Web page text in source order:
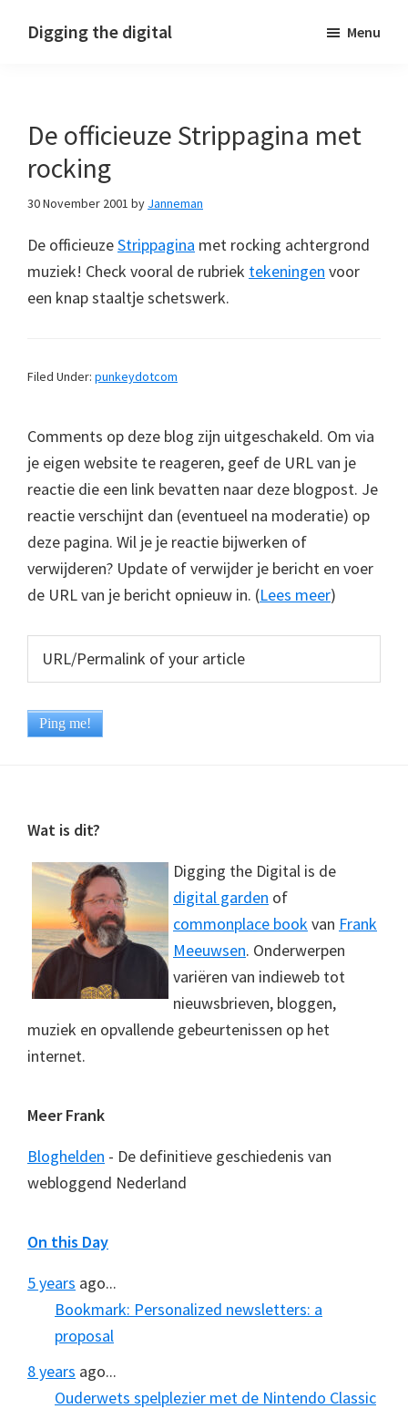
Digging the digital Menu
De officieuze Strippagina met
rocking
30 November 2001 by Janneman
De officieuzeStrippagina met rocking achtergrond
muziek! Check vooral de rubriek tekeningen voor
een knap staaltje schetswerk.
Filed Under: punkeydotcom
Comments op deze blog zijn uitgeschakeld. Om via
je eigen website te reageren, geef de URL van je
reactie die een link bevatten naar deze blogpost. Je
reactie verschijnt dan (eventueel na moderatie) op
deze pagina. Wil je je reactie bijwerken of
verwijderen? Update of verwijder je bericht en voer
de URL van je bericht opnieuw in. (Lees meer)
Footer
Wat is dit?
Digging the Digital is de
digital garden of
commonplace bookvan Frank
Meeuwsen. Onderwerpen
variëren van indieweb tot
nieuwsbrieven, bloggen,
muziek en opvallende gebeurtenissen op het
internet.
Meer Frank
Bloghelden - De definitieve geschiedenis van
webloggend Nederland
On this Day
5 years ago...
Bookmark: Personalized newsletters: a
proposal
8 years ago...
Ouderwets spelplezier met de Nintendo Classic